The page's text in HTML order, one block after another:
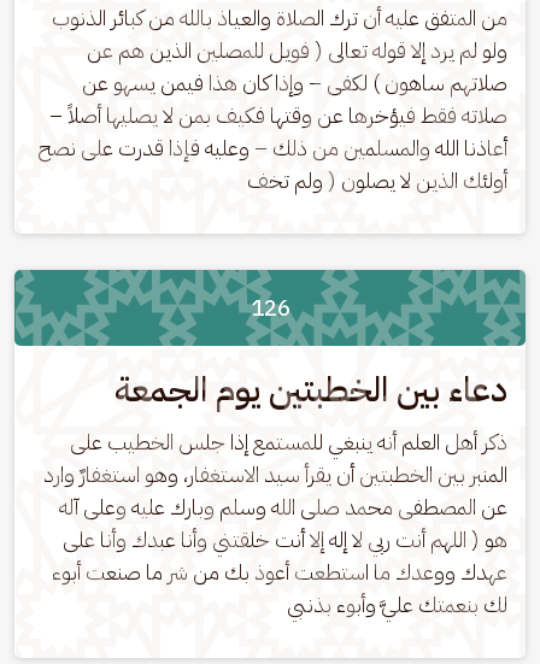
من المتفق عليه أن ترك الصلاة والعياذ بالله من كبائر الذنوب
ولو لم يرد إلا قوله تعالى ( فويل للمصلين الذين هم عن
صلاتهم ساهون ) لكفى – وإذا كان هذا فيمن يسهو عن
صلاته فقط فيؤخرها عن وقتها فكيف بمن لا يصليها أصلاً –
أعاذنا الله والمسلمين من ذلك – وعليه فإذا قدرت على نصح
أولئك الذين لا يصلون ( ولم تخف
126
دعاء بين الخطبتين يوم الجمعة
ذكر أهل العلم أنه ينبغي للمستمع إذا جلس الخطيب على
المنبر بين الخطبتين أن يقرأ سيد الاستغفار، وهو استغفارٌ وارد
عن المصطفى محمد صلى الله وسلم وبارك عليه وعلى آله
هو ( اللهم أنت ربي لا إله إلا أنت خلقتني وأنا عبدك وأنا على
عهدك ووعدك ما استطعت أعوذ بك من شر ما صنعت أبوء
لك بنعمتك عليَّ وأبوء بذنبي